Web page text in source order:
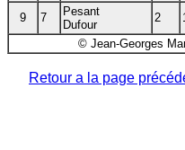
9 7
Pesant
Dufour
2
© Jean-Georges
Retour a la page